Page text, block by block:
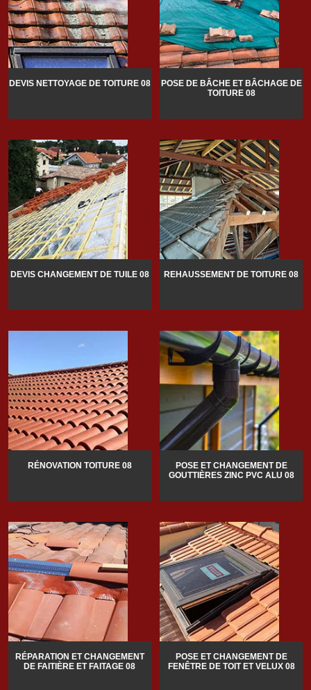
DEVIS NETTOYAGE DE TOITURE 08
POSE DE BÂCHE ET BÂCHAGE DE
TOITURE 08
DEVIS CHANGEMENT DE TUILE 08 REHAUSSEMENT DE TOITURE 08
RÉNOVATION TOITURE 08
POSE ET CHANGEMENT DE
GOUTTIÈRES ZINC PVC ALU 08
RÉPARATION ET CHANGEMENT
DE FAITIÈRE ET FAITAGE 08
POSE ET CHANGEMENT DE
FENÊTRE DE TOIT ET VELUX 08